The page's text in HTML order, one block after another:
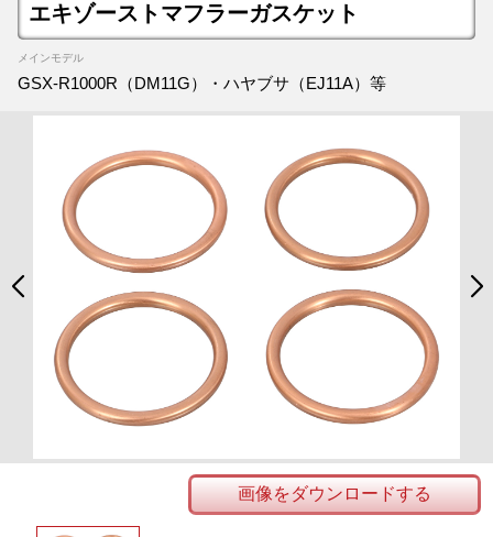
エキゾーストマフラーガスケット
メインモデル
GSX-R1000R（DM11G）・ハヤブサ（EJ11A）等
画像をダウンロードする